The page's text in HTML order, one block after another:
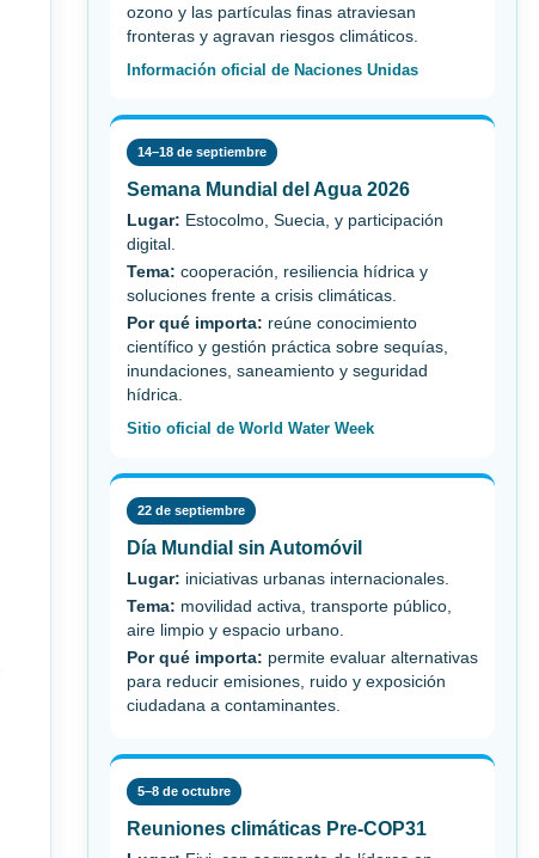
ozono y las partículas finas atraviesan
fronteras y agravan riesgos climáticos.
Información oficial de Naciones Unidas
14–18 de septiembre
Semana Mundial del Agua 2026
Lugar: Estocolmo, Suecia, y participación
digital.
Tema: cooperación, resiliencia hídrica y
soluciones frente a crisis climáticas.
Por qué importa: reúne conocimiento
científico y gestión práctica sobre sequías,
inundaciones, saneamiento y seguridad
hídrica.
Sitio oficial de World Water Week
22 de septiembre
Día Mundial sin Automóvil
Lugar: iniciativas urbanas internacionales.
Tema: movilidad activa, transporte público,
aire limpio y espacio urbano.
Por qué importa: permite evaluar alternativas
para reducir emisiones, ruido y exposición
ciudadana a contaminantes.
5–8 de octubre
Reuniones climáticas Pre-COP31